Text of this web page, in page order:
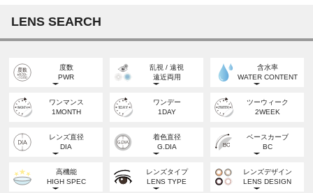
LENS SEARCH
度数
PWR
NON-PWR
POWERED
乱視 / 遠視
遠近両用
TORIC
FARSIGHT
遠近両用
含水率
WATER CONTENT
HIGH WATER
LOW WATER
ワンマンス
1MONTH
ワンデー
1DAY
ツーウィーク
2WEEK
レンズ直径
DIA
14.0mm
着色直径
G.DIA
12.6mm 12.7mm
ベースカーブ
BC
8.5mm
高機能
HIGH SPEC
レンズタイプ
LENS TYPE
レンズデザイン
LENS DESIGN